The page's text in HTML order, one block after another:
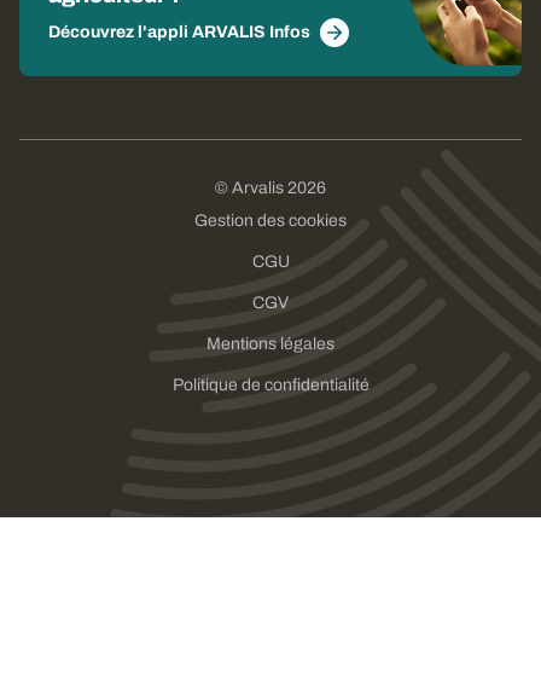
Découvrez l'appli ARVALIS Infos
© Arvalis 2026
Gestion des cookies
CGU
CGV
Mentions légales
Politique de confidentialité